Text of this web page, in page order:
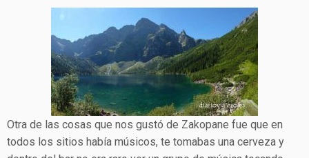
Otra de las cosas que nos gustó de Zakopane fue que en
todos los sitios había músicos, te tomabas una cerveza y